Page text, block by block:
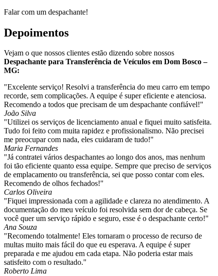
Falar com um despachante!
Depoimentos
Vejam o que nossos clientes estão dizendo sobre nossos
Despachante para Transferência de Veículos em Dom Bosco –
MG:
"Excelente serviço! Resolvi a transferência do meu carro em tempo
recorde, sem complicações. A equipe é super eficiente e atenciosa.
Recomendo a todos que precisam de um despachante confiável!"
João Silva
"Utilizei os serviços de licenciamento anual e fiquei muito satisfeita.
Tudo foi feito com muita rapidez e profissionalismo. Não precisei
me preocupar com nada, eles cuidaram de tudo!"
Maria Fernandes
"Já contratei vários despachantes ao longo dos anos, mas nenhum
foi tão eficiente quanto essa equipe. Sempre que preciso de serviços
de emplacamento ou transferência, sei que posso contar com eles.
Recomendo de olhos fechados!"
Carlos Oliveira
"Fiquei impressionada com a agilidade e clareza no atendimento. A
documentação do meu veículo foi resolvida sem dor de cabeça. Se
você quer um serviço rápido e seguro, esse é o despachante certo!"
Ana Souza
"Recomendo totalmente! Eles tornaram o processo de recurso de
multas muito mais fácil do que eu esperava. A equipe é super
preparada e me ajudou em cada etapa. Não poderia estar mais
satisfeito com o resultado."
Roberto Lima